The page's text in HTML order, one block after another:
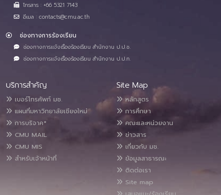
โทรสาร : +66 5321 7143
อีเมล : contacts@cmu.ac.th
ช่องทางการร้องเรียน
ช่องทางการแจ้งเรื่องร้องเรียน สำนักงาน ป.ป.ช.
ช่องทางการแจ้งเรื่องร้องเรียน สำนักงาน ป.ป.ท.
บริการสำคัญ
เบอร์โทรศัพท์ มช.
แผนที่มหาวิทยาลัยเชียงใหม่
การบริจาค*
CMU MAIL
CMU MIS
สำหรับเจ้าหน้าที่
Site Map
หลักสูตร
การศึกษา
คณะและหน่วยงาน
ข่าวสาร
เกี่ยวกับ มช.
ข้อมูลสาธารณะ
ติดต่อเรา
Site map